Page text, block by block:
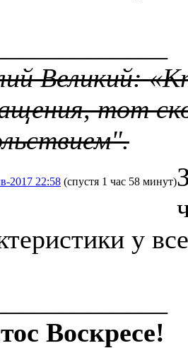
Великий:
тот
2017 22:58 (спустя 1 час 58 минут)
у
Воскресе!